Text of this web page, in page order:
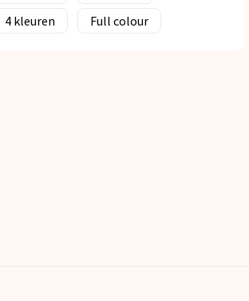
4
Full colour